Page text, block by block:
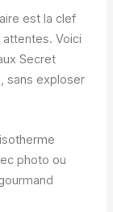
est la clef
Voici
Secret
sans exploser
photo ou